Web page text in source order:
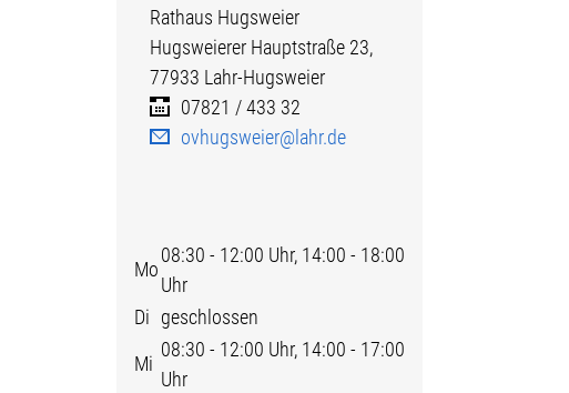
Rathaus Hugsweier
Hugsweierer Hauptstraße 23,
77933 Lahr-Hugsweier
07821 / 433 32
ovhugsweier@lahr.de
Mo
08:30 - 12:00 Uhr, 14:00 - 18:00
Uhr
Di geschlossen
Mi
08:30 - 12:00 Uhr, 14:00 - 17:00
Uhr